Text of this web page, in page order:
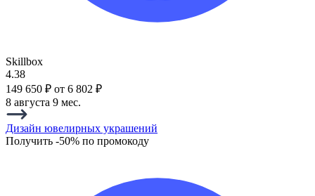
Skillbox
4.38
149 650 ₽ от 6 802 ₽
8 августа 9 мес.
Дизайн‌ ‌ювелирных‌ ‌украшений‌
Получить -50% по промокоду